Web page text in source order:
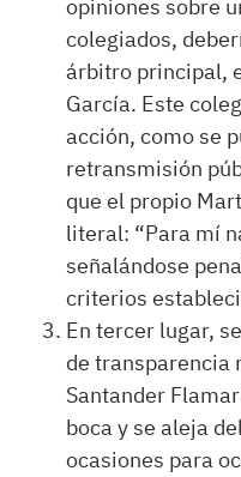
opiniones sobre
colegiados,
árbitro principal,
García. Este
acción, como se
retransmisión
que el propio
literal: “Para mí
señalándose
criterios
En tercer lugar,
de transparencia
Santander
boca y se aleja
ocasiones para